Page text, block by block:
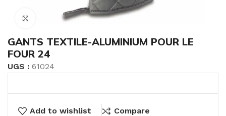
Click to enlarge
GANTS TEXTILE-ALUMINIUM POUR LE
FOUR 24
UGS : 61024
Add to wishlist Compare